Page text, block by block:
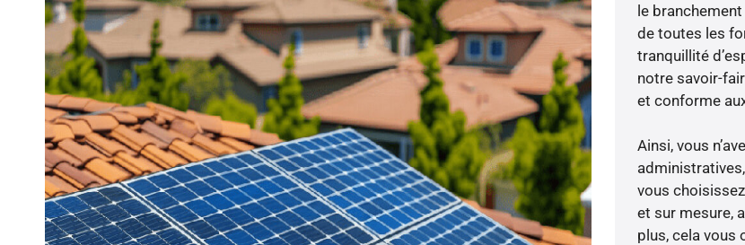
le
de toutes les
tranquillité
notre savoir-
et conforme
Ainsi, vous
vous
et sur mesure,
plus, cela